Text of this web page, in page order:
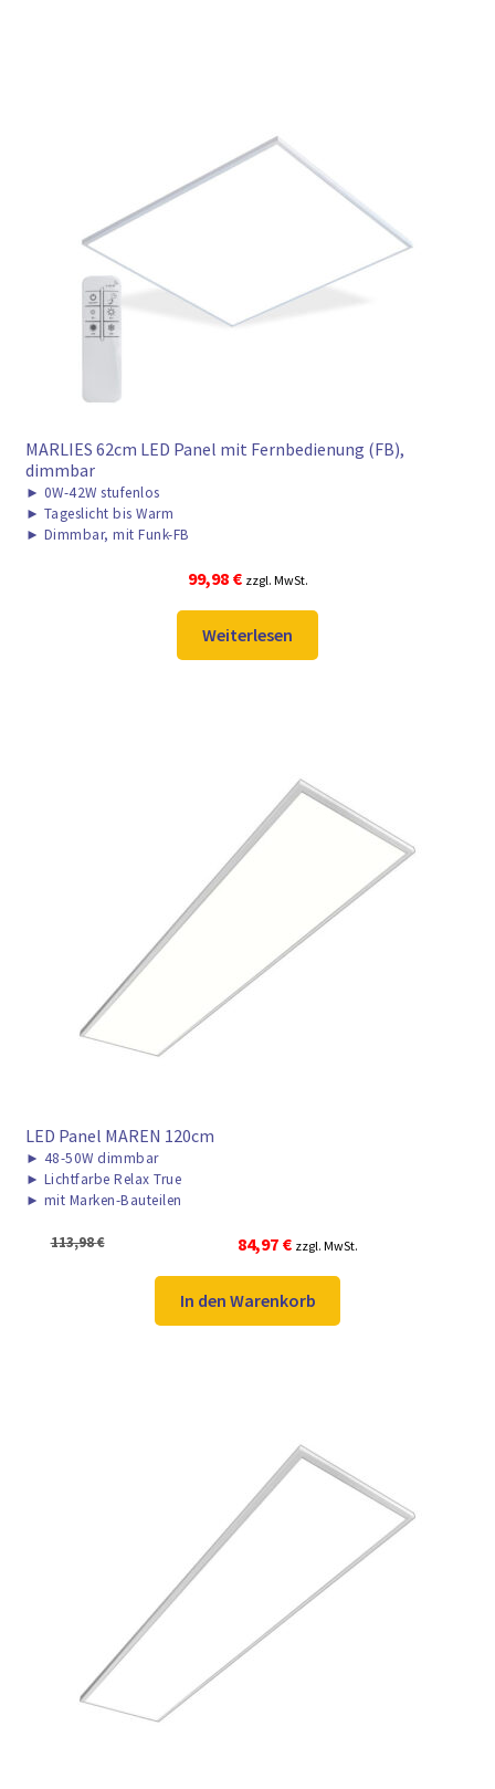
MARLIES 62cm LED Panel mit Fernbedienung (FB),
dimmbar
► 0W-42W stufenlos
► Tageslicht bis Warm
► Dimmbar, mit Funk-FB
99,98 € zzgl. MwSt.
Weiterlesen
LED Panel MAREN 120cm
► 48-50W dimmbar
► Lichtfarbe Relax True
► mit Marken-Bauteilen
113,98€
Ursprünglicher
war:
113,98 €
84,97 €Aktueller
ist:
84,97 €.
zzgl. MwSt.
In den Warenkorb